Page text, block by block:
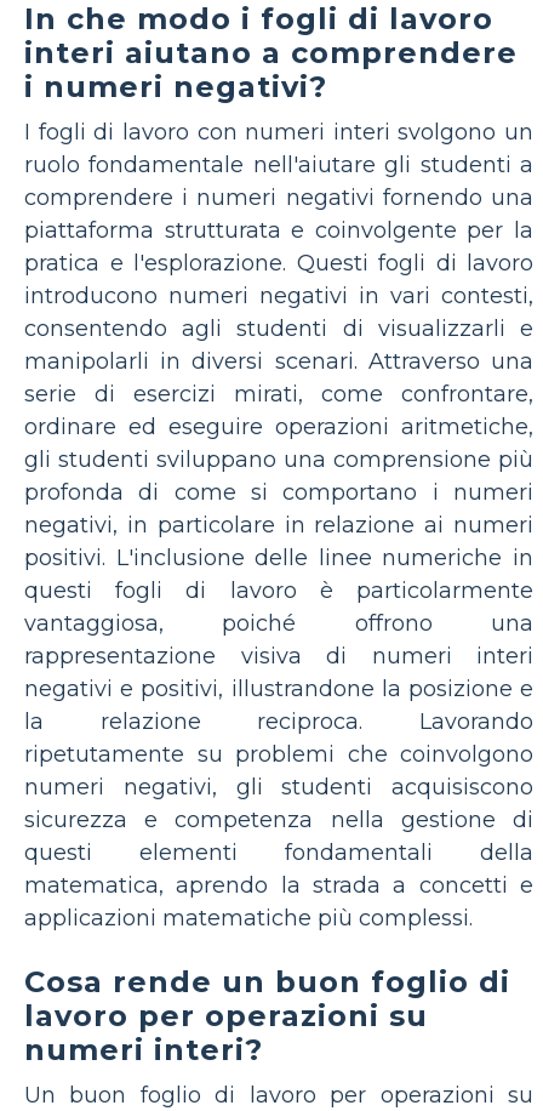
In che modo i fogli di lavoro
interi aiutano a comprendere
i numeri negativi?
I fogli di lavoro con numeri interi svolgono un
ruolo fondamentale nell'aiutare gli studenti a
comprendere i numeri negativi fornendo una
piattaforma strutturata e coinvolgente per la
pratica e l'esplorazione. Questi fogli di lavoro
introducono numeri negativi in ​​vari contesti,
consentendo agli studenti di visualizzarli e
manipolarli in diversi scenari. Attraverso una
serie di esercizi mirati, come confrontare,
ordinare ed eseguire operazioni aritmetiche,
gli studenti sviluppano una comprensione più
profonda di come si comportano i numeri
negativi, in particolare in relazione ai numeri
positivi. L'inclusione delle linee numeriche in
questi fogli di lavoro è particolarmente
vantaggiosa, poiché offrono una
rappresentazione visiva di numeri interi
negativi e positivi, illustrandone la posizione e
la relazione reciproca. Lavorando
ripetutamente su problemi che coinvolgono
numeri negativi, gli studenti acquisiscono
sicurezza e competenza nella gestione di
questi elementi fondamentali della
matematica, aprendo la strada a concetti e
applicazioni matematiche più complessi.
Cosa rende un buon foglio di
lavoro per operazioni su
numeri interi?
Un buon foglio di lavoro per operazioni su